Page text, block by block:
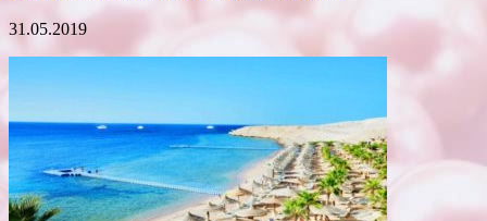
31.05.2019